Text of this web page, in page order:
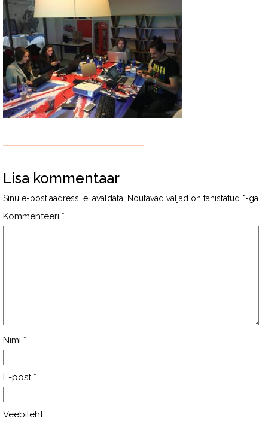
Lisa kommentaar
Sinu e-postiaadressi ei avaldata. Nõutavad väljad on tähistatud *-ga
Kommenteeri *
Nimi *
E-post *
Veebileht